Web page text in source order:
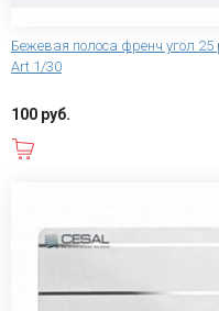
Бежевая полоса френч угол 25
Art 1/30
100 руб.